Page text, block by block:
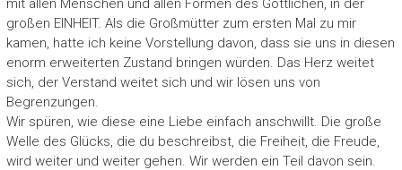
mit allen Menschen und allen Formen des Göttlichen, in der
großen EINHEIT. Als die Großmütter zum ersten Mal zu mir
kamen, hatte ich keine Vorstellung davon, dass sie uns in diesen
enorm erweiterten Zustand bringen würden. Das Herz weitet
sich, der Verstand weitet sich und wir lösen uns von
Begrenzungen.
Wir spüren, wie diese eine Liebe einfach anschwillt. Die große
Welle des Glücks, die du beschreibst, die Freiheit, die Freude,
wird weiter und weiter gehen. Wir werden ein Teil davon sein.